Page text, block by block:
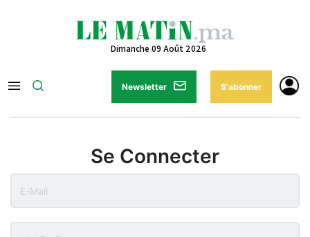
Dimanche 09 Août 2026
Newsletter S'abonner
Se Connecter